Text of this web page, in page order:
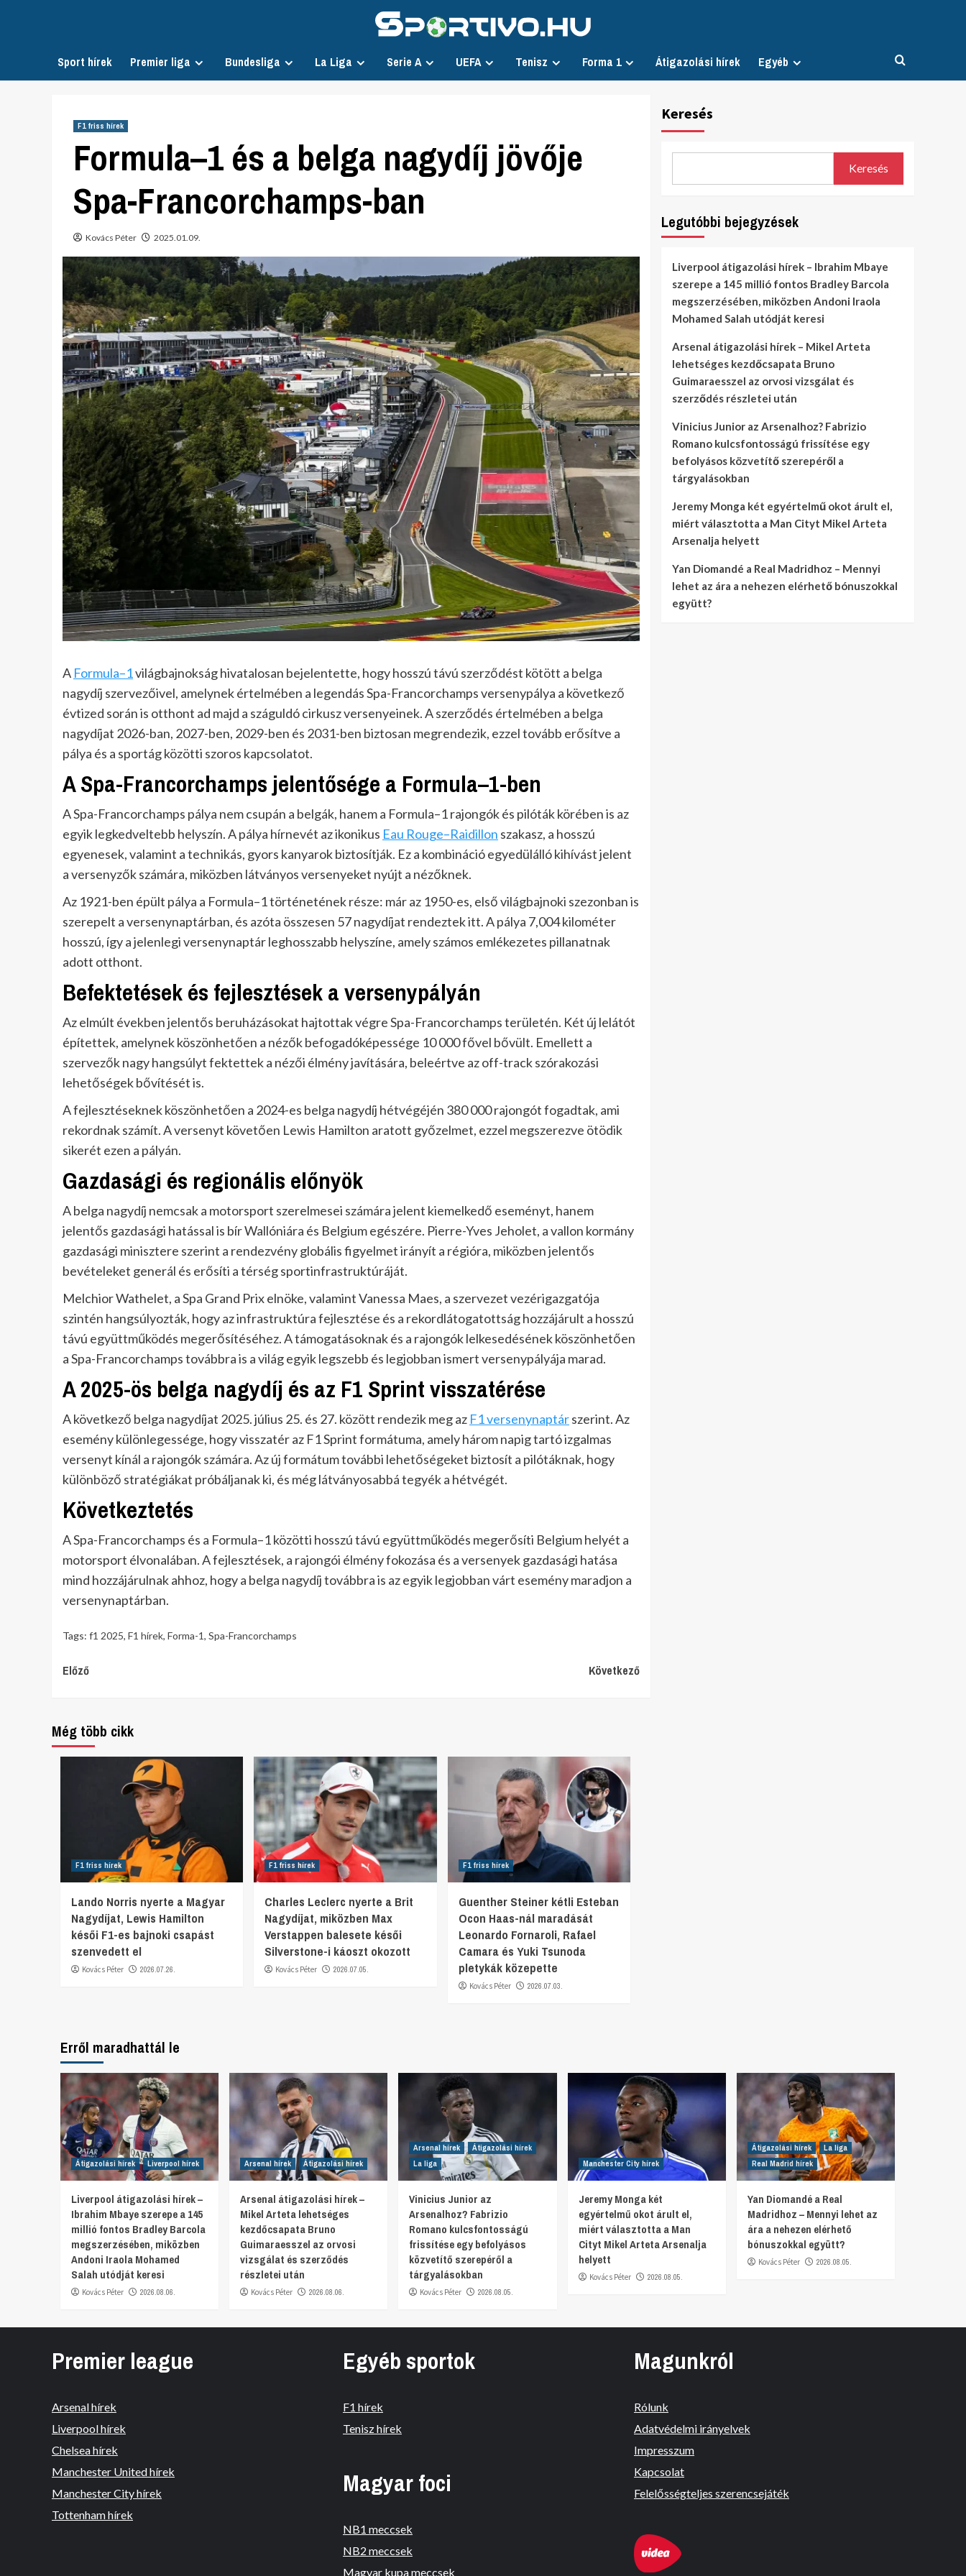
Sport hírek Premier liga Bundesliga La Liga Serie A UEFA Tenisz Forma 1 Átigazolási hírek Egyéb
F1 friss hírek
Formula–1 és a belga nagydíj jövője
Spa-Francorchamps-ban
Kovács Péter 2025.01.09.
A Formula–1világbajnokság hivatalosan bejelentette, hogy hosszú távú szerződést kötött a belga
nagydíj szervezőivel, amelynek értelmében a legendás Spa-Francorchamps versenypálya a következő
évtized során is otthont ad majd a száguldó cirkusz versenyeinek. A szerződés értelmében a belga
nagydíjat 2026-ban, 2027-ben, 2029-ben és 2031-ben biztosan megrendezik, ezzel tovább erősítve a
pálya és a sportág közötti szoros kapcsolatot.
A Spa-Francorchamps jelentősége a Formula–1-ben
A Spa-Francorchamps pálya nem csupán a belgák, hanem a Formula–1 rajongók és pilóták körében is az
egyik legkedveltebb helyszín. A pálya hírnevét az ikonikus Eau Rouge–Raidillon szakasz, a hosszú
egyenesek, valamint a technikás, gyors kanyarok biztosítják. Ez a kombináció egyedülálló kihívást jelent
a versenyzők számára, miközben látványos versenyeket nyújt a nézőknek.
Az 1921-ben épült pálya a Formula–1 történetének része: már az 1950-es, első világbajnoki szezonban is
szerepelt a versenynaptárban, és azóta összesen 57 nagydíjat rendeztek itt. A pálya 7,004 kilométer
hosszú, így a jelenlegi versenynaptár leghosszabb helyszíne, amely számos emlékezetes pillanatnak
adott otthont.
Befektetések és fejlesztések a versenypályán
Az elmúlt években jelentős beruházásokat hajtottak végre Spa-Francorchamps területén. Két új lelátót
építettek, amelynek köszönhetően a nézők befogadóképessége 10 000 fővel bővült. Emellett a
szervezők nagy hangsúlyt fektettek a nézői élmény javítására, beleértve az off-track szórakozási
lehetőségek bővítését is.
A fejlesztéseknek köszönhetően a 2024-es belga nagydíj hétvégéjén 380 000 rajongót fogadtak, ami
rekordnak számít. A versenyt követően Lewis Hamilton aratott győzelmet, ezzel megszerezve ötödik
sikerét ezen a pályán.
Gazdasági és regionális előnyök
A belga nagydíj nemcsak a motorsport szerelmesei számára jelent kiemelkedő eseményt, hanem
jelentős gazdasági hatással is bír Wallóniára és Belgium egészére. Pierre-Yves Jeholet, a vallon kormány
gazdasági minisztere szerint a rendezvény globális figyelmet irányít a régióra, miközben jelentős
bevételeket generál és erősíti a térség sportinfrastruktúráját.
Melchior Wathelet, a Spa Grand Prix elnöke, valamint Vanessa Maes, a szervezet vezérigazgatója
szintén hangsúlyozták, hogy az infrastruktúra fejlesztése és a rekordlátogatottság hozzájárult a hosszú
távú együttműködés megerősítéséhez. A támogatásoknak és a rajongók lelkesedésének köszönhetően
a Spa-Francorchamps továbbra is a világ egyik legszebb és legjobban ismert versenypályája marad.
A 2025-ös belga nagydíj és az F1 Sprint visszatérése
A következő belga nagydíjat 2025. július 25. és 27. között rendezik meg az F1 versenynaptárszerint. Az
esemény különlegessége, hogy visszatér az F1 Sprint formátuma, amely három napig tartó izgalmas
versenyt kínál a rajongók számára. Az új formátum további lehetőségeket biztosít a pilótáknak, hogy
különböző stratégiákat próbáljanak ki, és még látványosabbá tegyék a hétvégét.
Következtetés
A Spa-Francorchamps és a Formula–1 közötti hosszú távú együttműködés megerősíti Belgium helyét a
motorsport élvonalában. A fejlesztések, a rajongói élmény fokozása és a versenyek gazdasági hatása
mind hozzájárulnak ahhoz, hogy a belga nagydíj továbbra is az egyik legjobban várt esemény maradjon a
versenynaptárban.
Tags: f1 2025, F1 hírek, Forma-1, Spa-Francorchamps
Continue
Előző Következő
Még több cikk
F1 friss hírek
Lando Norris nyerte a Magyar
Nagydíjat, Lewis Hamilton
késői F1-es bajnoki csapást
szenvedett el
Kovács Péter 2026.07.26.
F1 friss hírek
Charles Leclerc nyerte a Brit
Nagydíjat, miközben Max
Verstappen balesete késői
Silverstone-i káoszt okozott
Kovács Péter 2026.07.05.
F1 friss hírek
Guenther Steiner kétli Esteban
Ocon Haas-nál maradását
Leonardo Fornaroli, Rafael
Camara és Yuki Tsunoda
pletykák közepette
Kovács Péter 2026.07.03.
Keresés
Keresés
Legutóbbi bejegyzések
Liverpool átigazolási hírek – Ibrahim Mbaye
szerepe a 145 millió fontos Bradley Barcola
megszerzésében, miközben Andoni Iraola
Mohamed Salah utódját keresi
Arsenal átigazolási hírek – Mikel Arteta
lehetséges kezdőcsapata Bruno
Guimaraesszel az orvosi vizsgálat és
szerződés részletei után
Vinicius Junior az Arsenalhoz? Fabrizio
Romano kulcsfontosságú frissítése egy
befolyásos közvetítő szerepéről a
tárgyalásokban
Jeremy Monga két egyértelmű okot árult el,
miért választotta a Man Cityt Mikel Arteta
Arsenalja helyett
Yan Diomandé a Real Madridhoz – Mennyi
lehet az ára a nehezen elérhető bónuszokkal
együtt?
Erről maradhattál le
Átigazolási hírek Liverpool hírek
Liverpool átigazolási hírek –
Ibrahim Mbaye szerepe a 145
millió fontos Bradley Barcola
megszerzésében, miközben
Andoni Iraola Mohamed
Salah utódját keresi
Kovács Péter 2026.08.06.
Arsenal hírek Átigazolási hírek
Arsenal átigazolási hírek –
Mikel Arteta lehetséges
kezdőcsapata Bruno
Guimaraesszel az orvosi
vizsgálat és szerződés
részletei után
Kovács Péter 2026.08.06.
Arsenal hírek
Átigazolási hírek
La liga
Vinicius Junior az
Arsenalhoz? Fabrizio
Romano kulcsfontosságú
frissítése egy befolyásos
közvetítő szerepéről a
tárgyalásokban
Kovács Péter 2026.08.05.
Manchester City hírek
Jeremy Monga két
egyértelmű okot árult el,
miért választotta a Man
Cityt Mikel Arteta Arsenalja
helyett
Kovács Péter 2026.08.05.
Átigazolási hírek
La liga
Real Madrid hírek
Yan Diomandé a Real
Madridhoz – Mennyi lehet az
ára a nehezen elérhető
bónuszokkal együtt?
Kovács Péter 2026.08.05.
Premier league
Arsenal hírek
Liverpool hírek
Chelsea hírek
Manchester United hírek
Manchester City hírek
Tottenham hírek
Egyéb sportok
F1 hírek
Tenisz hírek
Magyar foci
NB1 meccsek
NB2 meccsek
Magyar kupa meccsek
Magunkról
Rólunk
Adatvédelmi irányelvek
Impresszum
Kapcsolat
Felelősségteljes szerencsejáték